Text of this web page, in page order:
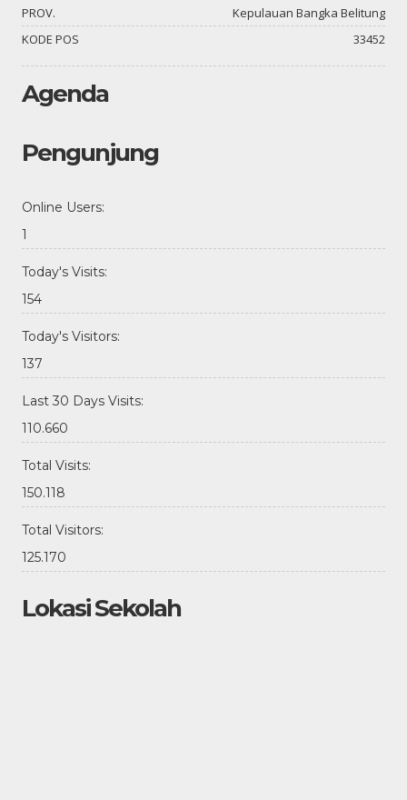
PROV.
Kepulauan Bangka Belitung
KODE POS
33452
Agenda
Pengunjung
Online Users:
1
Today's Visits:
154
Today's Visitors:
137
Last 30 Days Visits:
110.660
Total Visits:
150.118
Total Visitors:
125.170
Lokasi Sekolah